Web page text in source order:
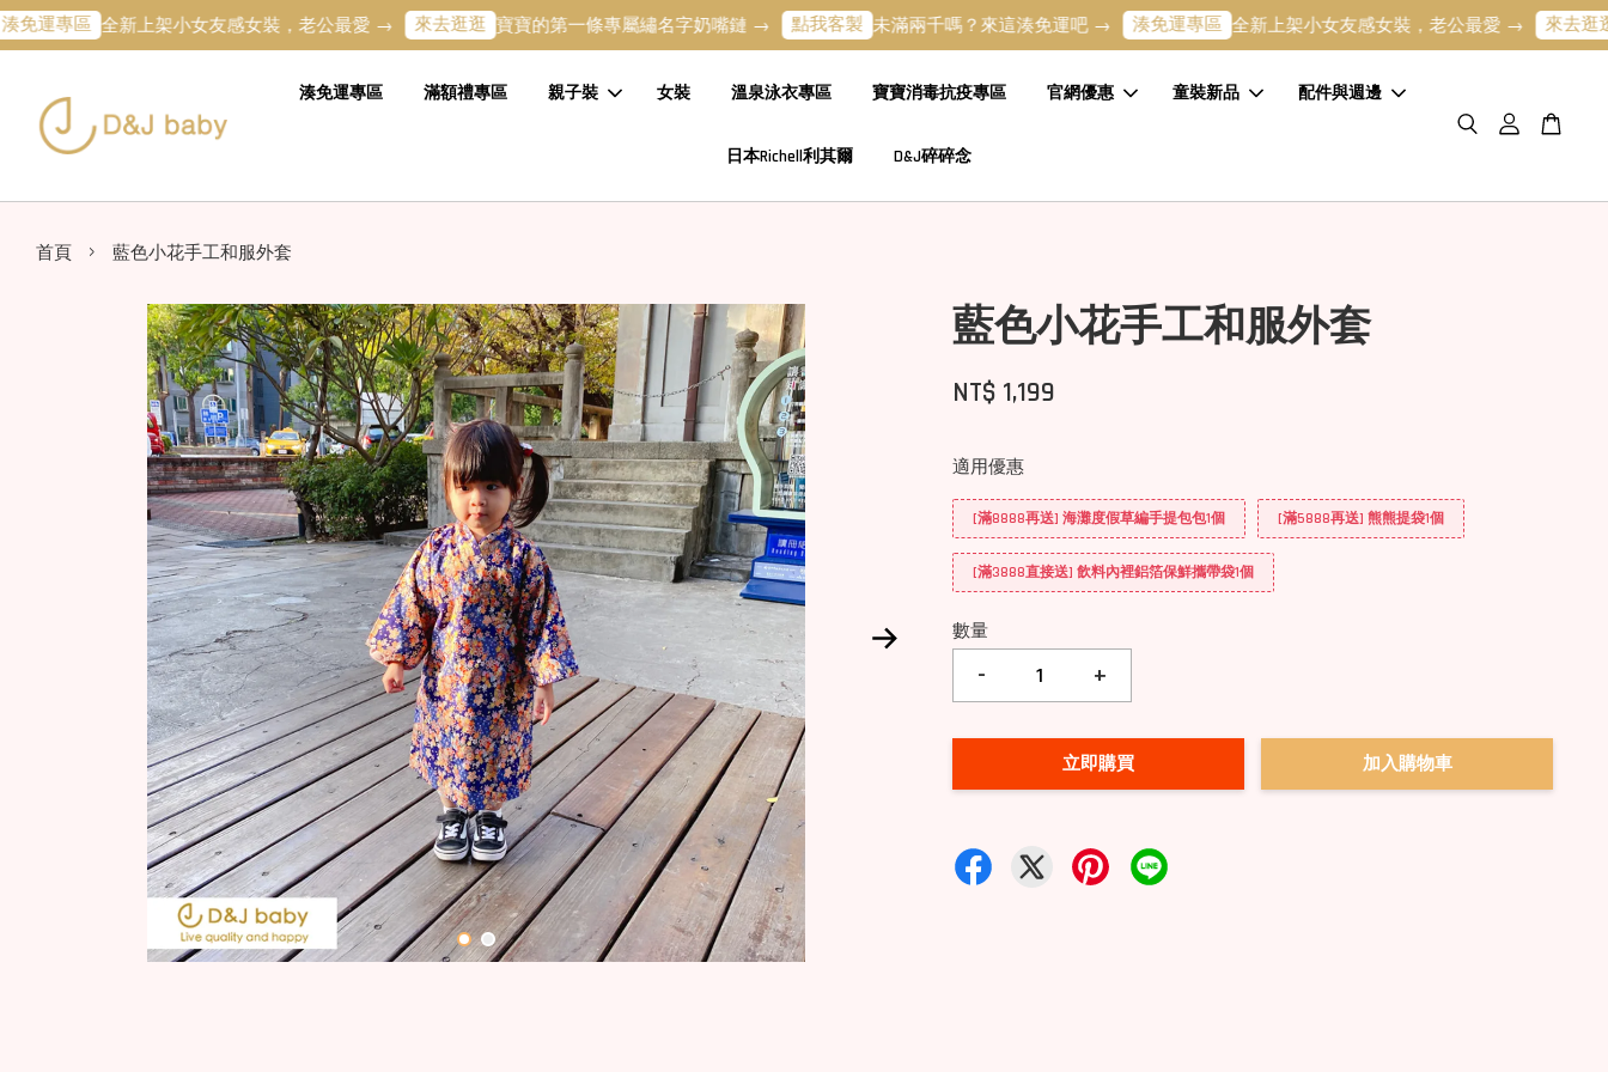
區 全新上架小女友感女裝，老公最愛 → 來去逛逛 寶寶的第一條專屬繡名字奶嘴鏈 → 點我客製 未滿兩千嗎？來這湊免運吧 → 湊免運專區 全新上架小女友感女裝，老公最愛 → 來去逛逛 寶寶
湊免運專區 滿額禮專區 親子裝 女裝 溫泉泳衣專區 寶寶消毒抗疫專區 官網優惠 童裝新品 配件與週邊
日本Richell利其爾 D&J碎碎念
首頁 › 藍色小花手工和服外套
藍色小花手工和服外套
NT$ 1,199
適用優惠
[滿8888再送] 海灘度假草編手提包包1個 [滿5888再送] 熊熊提袋1個
[滿3888直接送] 飲料內裡鋁箔保鮮攜帶袋1個
數量
- +
立即購買 加入購物車